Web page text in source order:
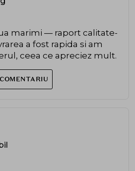
marimi — raport calitate-
a fost rapida si am
ceea ce apreciez mult.